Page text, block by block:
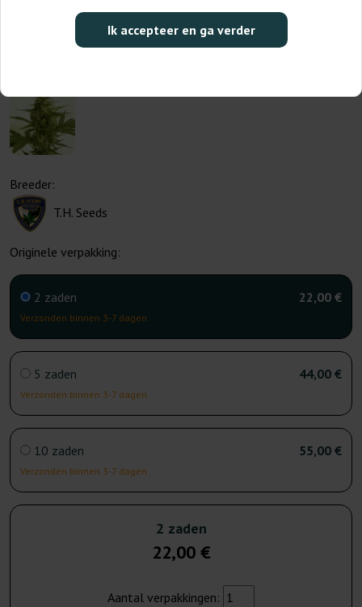
Ik accepteer en ga verder
Breeder:
T.H. Seeds
Originele verpakking:
2 zaden
Verzonden binnen 3-7 dagen
22,00 €
5 zaden
Verzonden binnen 3-7 dagen
44,00 €
10 zaden
Verzonden binnen 3-7 dagen
55,00 €
2 zaden
22,00 €
Aantal verpakkingen: